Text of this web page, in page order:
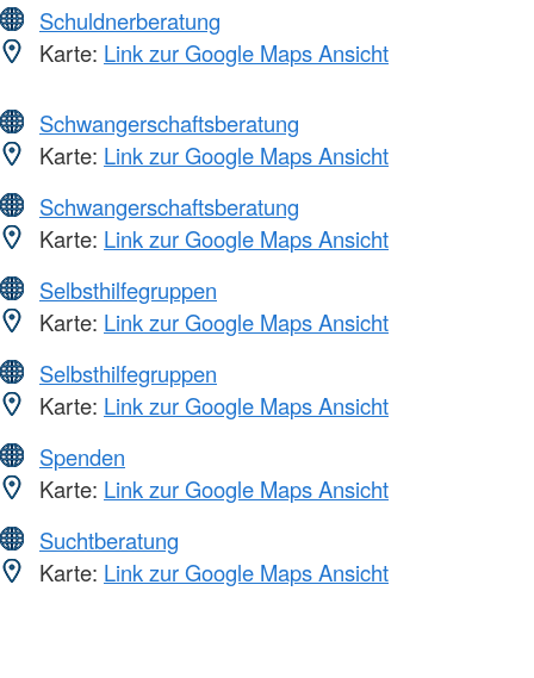
Schuldnerberatung
Karte: Link zur Google Maps Ansicht
Schwangerschaftsberatung
Karte: Link zur Google Maps Ansicht
Schwangerschaftsberatung
Karte: Link zur Google Maps Ansicht
Selbsthilfegruppen
Karte: Link zur Google Maps Ansicht
Selbsthilfegruppen
Karte: Link zur Google Maps Ansicht
Spenden
Karte: Link zur Google Maps Ansicht
Suchtberatung
Karte: Link zur Google Maps Ansicht